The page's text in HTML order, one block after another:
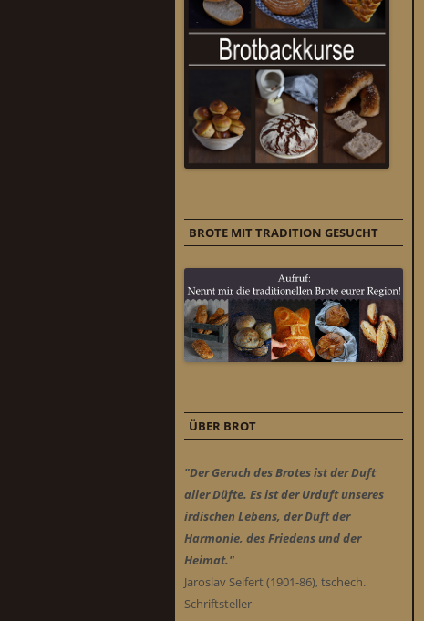
BROTE MIT TRADITION GESUCHT
ÜBER BROT
"Der Geruch des Brotes ist der Duft
aller Düfte. Es ist der Urduft unseres
irdischen Lebens, der Duft der
Harmonie, des Friedens und der
Heimat."
Jaroslav Seifert (1901-86), tschech.
Schriftsteller